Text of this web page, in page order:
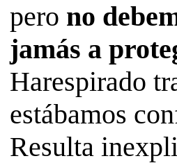
pero no
jamás a
Harespirado
estábamos
Resulta